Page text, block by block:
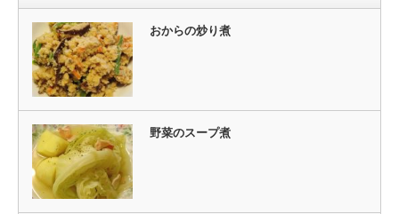
おからの炒り煮
野菜のスープ煮